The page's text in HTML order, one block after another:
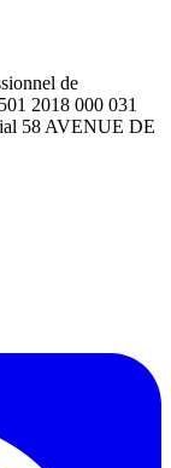
de
2018 000 031
58 AVENUE DE